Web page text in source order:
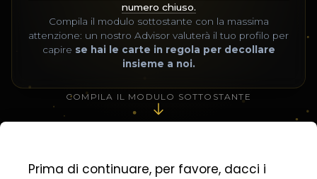
numero chiuso.
Compila il modulo sottostante con la massima
attenzione: un nostro Advisor valuterà il tuo profilo per
capire se hai le carte in regola per decollare
insieme a noi.
COMPILA IL MODULO SOTTOSTANTE
Prima di continuare, per favore, dacci i